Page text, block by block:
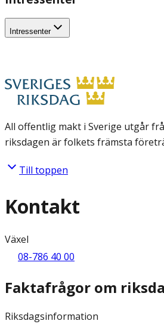
Intressenter
All offentlig makt i Sverige utgår
riksdagen är folkets främsta
Till toppen
Kontakt
Växel
08-786 40 00
Faktafrågor om
Riksdagsinformation